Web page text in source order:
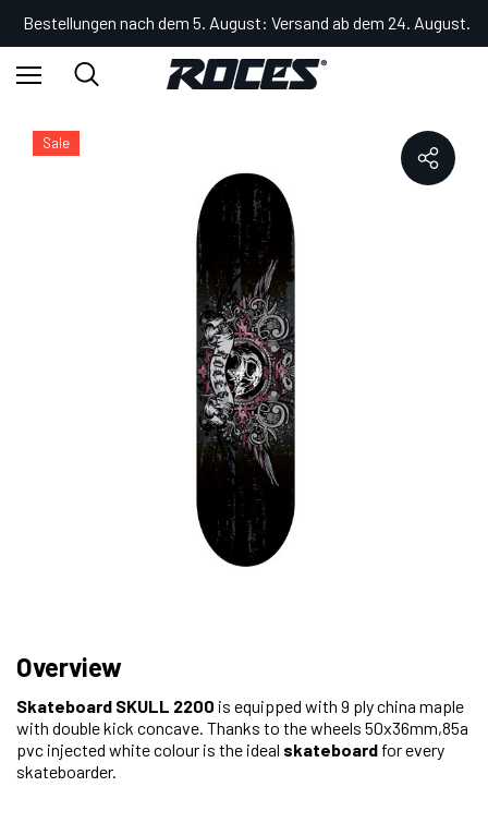
Bestellungen nach dem 5. August: Versand ab dem 24. August.
Startseite Spaßsport Bretter SKULL 2200
Sale
Overview
Skateboard SKULL 2200 is equipped with 9 ply china maple
with double kick concave. Thanks to the wheels 50x36mm,85a
pvc injected white colour is the ideal skateboard for every
skateboarder.